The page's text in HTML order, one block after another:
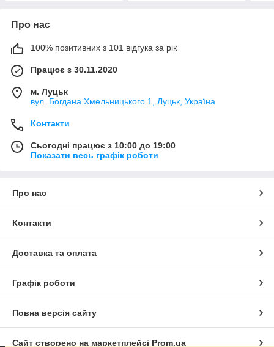
Про нас
100% позитивних з 101 відгука за рік
Працює з 30.11.2020
м. Луцьк
вул. Богдана Хмельницького 1, Луцьк, Україна
Контакти
Сьогодні працює з 10:00 до 19:00
Показати весь графік роботи
Про нас
Контакти
Доставка та оплата
Графік роботи
Повна версія сайту
Сайт створено на маркетплейсі Prom.ua